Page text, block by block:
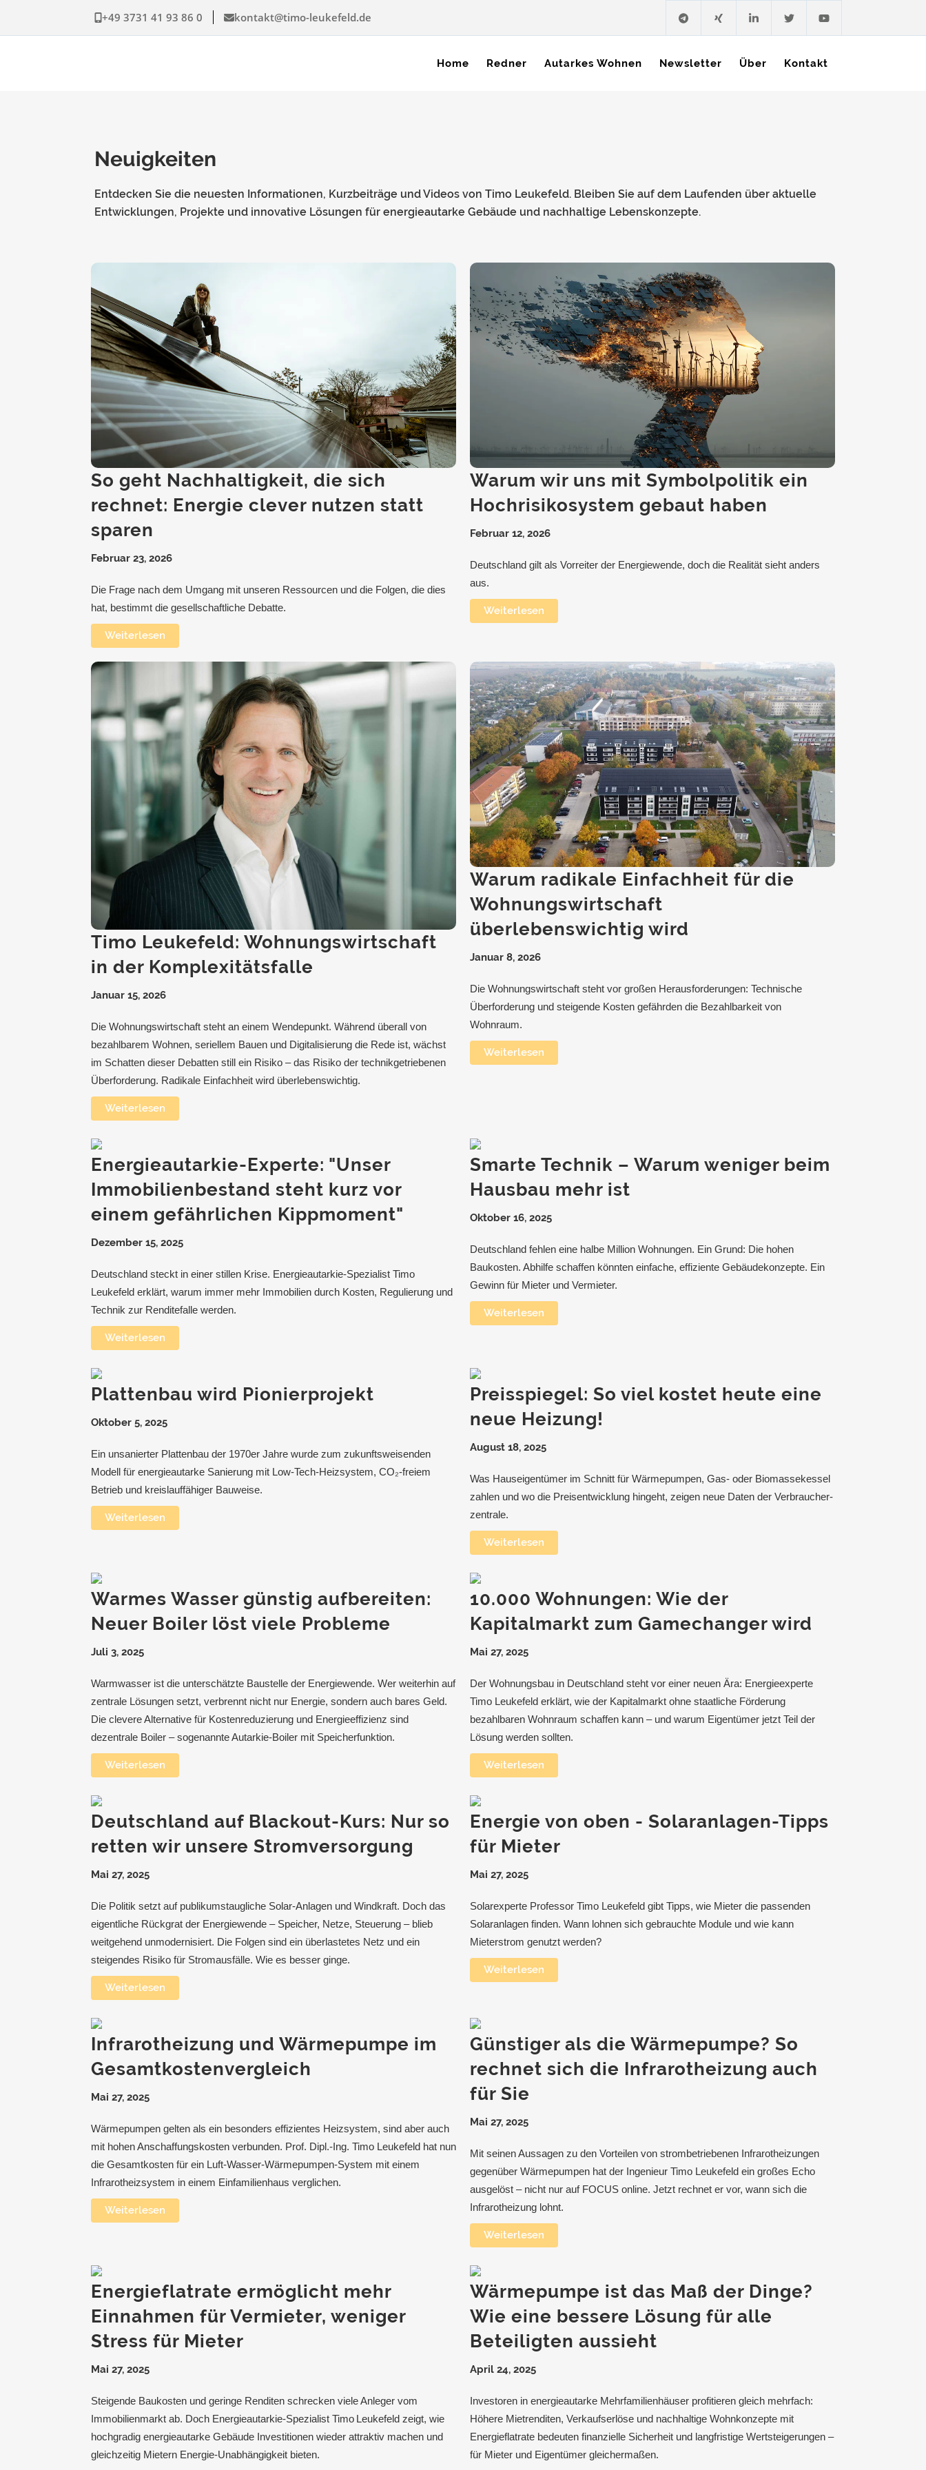
+49 3731 41 93 86 0 kontakt@timo-leukefeld.de
Home Redner Autarkes Wohnen Newsletter Über Kontakt
Neuigkeiten
Entdecken Sie die neuesten Informationen, Kurzbeiträge und Videos von Timo Leukefeld. Bleiben Sie auf dem Laufenden über aktuelle
Entwicklungen, Projekte und innovative Lösungen für energieautarke Gebäude und nachhaltige Lebenskonzepte.
So geht Nachhaltigkeit, die sich
rechnet: Energie clever nutzen statt
sparen
Februar 23, 2026
Die Frage nach dem Umgang mit unseren Ressourcen und die Folgen, die dies
hat, bestimmt die gesellschaftliche Debatte.
Weiterlesen
Warum wir uns mit Symbolpolitik ein
Hochrisikosystem gebaut haben
Februar 12, 2026
Deutschland gilt als Vorreiter der Energiewende, doch die Realität sieht anders
aus.
Weiterlesen
Timo Leukefeld: Wohnungswirtschaft
in der Komplexitätsfalle
Januar 15, 2026
Die Wohnungswirtschaft steht an einem Wendepunkt. Während überall von
bezahlbarem Wohnen, seriellem Bauen und Digitalisierung die Rede ist, wächst
im Schatten dieser Debatten still ein Risiko – das Risiko der technikgetriebenen
Überforderung. Radikale Einfachheit wird überlebenswichtig.
Weiterlesen
Warum radikale Einfachheit für die
Wohnungswirtschaft
überlebenswichtig wird
Januar 8, 2026
Die Wohnungswirtschaft steht vor großen Herausforderungen: Technische
Überforderung und steigende Kosten gefährden die Bezahlbarkeit von
Wohnraum.
Weiterlesen
Energieautarkie-Experte: "Unser
Immobilienbestand steht kurz vor
einem gefährlichen Kippmoment"
Dezember 15, 2025
Deutschland steckt in einer stillen Krise. Energieautarkie-Spezialist Timo
Leukefeld erklärt, warum immer mehr Immobilien durch Kosten, Regulierung und
Technik zur Renditefalle werden.
Weiterlesen
Smarte Technik – Warum weniger beim
Hausbau mehr ist
Oktober 16, 2025
Deutschland fehlen eine halbe Million Wohnungen. Ein Grund: Die hohen
Baukosten. Abhilfe schaffen könnten einfache, effiziente Gebäudekonzepte. Ein
Gewinn für Mieter und Vermieter.
Weiterlesen
Plattenbau wird Pionierprojekt
Oktober 5, 2025
Ein unsanierter Plattenbau der 1970er Jahre wurde zum zukunftsweisenden
Modell für energieautarke Sanierung mit Low-Tech-Heizsystem, CO₂-freiem
Betrieb und kreislauffähiger Bauweise.
Weiterlesen
Preisspiegel: So viel kostet heute eine
neue Heizung!
August 18, 2025
Was Hauseigentümer im Schnitt für Wärme­pumpen, Gas- oder Bio­masse­kessel
zahlen und wo die Preis­ent­wicklung hingeht, zeigen neue Daten der Verbrau­cher­
zentrale.
Weiterlesen
Warmes Wasser günstig aufbereiten:
Neuer Boiler löst viele Probleme
Juli 3, 2025
Warmwasser ist die unterschätzte Baustelle der Energiewende. Wer weiterhin auf
zentrale Lösungen setzt, verbrennt nicht nur Energie, sondern auch bares Geld.
Die clevere Alternative für Kostenreduzierung und Energieeffizienz sind
dezentrale Boiler – sogenannte Autarkie-Boiler mit Speicherfunktion.
Weiterlesen
10.000 Wohnungen: Wie der
Kapitalmarkt zum Gamechanger wird
Mai 27, 2025
Der Wohnungsbau in Deutschland steht vor einer neuen Ära: Energieexperte
Timo Leukefeld erklärt, wie der Kapitalmarkt ohne staatliche Förderung
bezahlbaren Wohnraum schaffen kann – und warum Eigentümer jetzt Teil der
Lösung werden sollten.
Weiterlesen
Deutschland auf Blackout-Kurs: Nur so
retten wir unsere Stromversorgung
Mai 27, 2025
Die Politik setzt auf publikumstaugliche Solar-Anlagen und Windkraft. Doch das
eigentliche Rückgrat der Energiewende – Speicher, Netze, Steuerung – blieb
weitgehend unmodernisiert. Die Folgen sind ein überlastetes Netz und ein
steigendes Risiko für Stromausfälle. Wie es besser ginge.
Weiterlesen
Energie von oben - Solaranlagen-Tipps
für Mieter
Mai 27, 2025
Solarexperte Professor Timo Leukefeld gibt Tipps, wie Mieter die passenden
Solaranlagen finden. Wann lohnen sich gebrauchte Module und wie kann
Mieterstrom genutzt werden?
Weiterlesen
Infrarotheizung und Wärmepumpe im
Gesamtkostenvergleich
Mai 27, 2025
Wärmepumpen gelten als ein besonders effizientes Heizsystem, sind aber auch
mit hohen Anschaffungskosten verbunden. Prof. Dipl.-Ing. Timo Leukefeld hat nun
die Gesamtkosten für ein Luft-Wasser-Wärmepumpen-System mit einem
Infrarotheizsystem in einem Einfamilienhaus verglichen.
Weiterlesen
Günstiger als die Wärmepumpe? So
rechnet sich die Infrarotheizung auch
für Sie
Mai 27, 2025
Mit seinen Aussagen zu den Vorteilen von strombetriebenen Infrarotheizungen
gegenüber Wärmepumpen hat der Ingenieur Timo Leukefeld ein großes Echo
ausgelöst – nicht nur auf FOCUS online. Jetzt rechnet er vor, wann sich die
Infrarotheizung lohnt.
Weiterlesen
Energieflatrate ermöglicht mehr
Einnahmen für Vermieter, weniger
Stress für Mieter
Mai 27, 2025
Steigende Baukosten und geringe Renditen schrecken viele Anleger vom
Immobilienmarkt ab. Doch Energieautarkie-Spezialist Timo Leukefeld zeigt, wie
hochgradig energieautarke Gebäude Investitionen wieder attraktiv machen und
gleichzeitig Mietern Energie-Unabhängigkeit bieten.
Wärmepumpe ist das Maß der Dinge?
Wie eine bessere Lösung für alle
Beteiligten aussieht
April 24, 2025
Investoren in energieautarke Mehrfamilienhäuser profitieren gleich mehrfach:
Höhere Mietrenditen, Verkaufserlöse und nachhaltige Wohnkonzepte mit
Energieflatrate bedeuten finanzielle Sicherheit und langfristige Wertsteigerungen –
für Mieter und Eigentümer gleichermaßen.